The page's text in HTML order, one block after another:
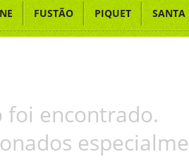
FUSTÃO PIQUET SANTA
foi encontrado.